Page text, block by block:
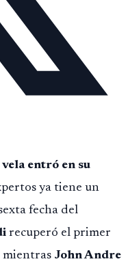
entró en su
ya tiene un
fecha del
recuperó el primer
mientras John Andre